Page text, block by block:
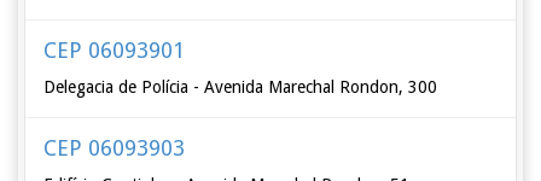
CEP 06093901
Delegacia de Polícia - Avenida Marechal Rondon, 300
CEP 06093903